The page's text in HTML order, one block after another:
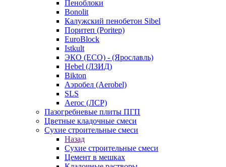
Пеноблоки
Bonolit
Калужский пенобетон Sibel
Поритеп (Poritep)
EuroBlock
Istkult
ЭКО (ECO) - (Ярославль)
Hebel (ЛЗИД)
Bikton
Аэробел (Aerobel)
SLS
Aeroc (ЛСР)
Пазогребневые плиты ПГП
Цветные кладочные смеси
Сухие строительные смеси
Назад
Сухие строительные смеси
Цемент в мешках